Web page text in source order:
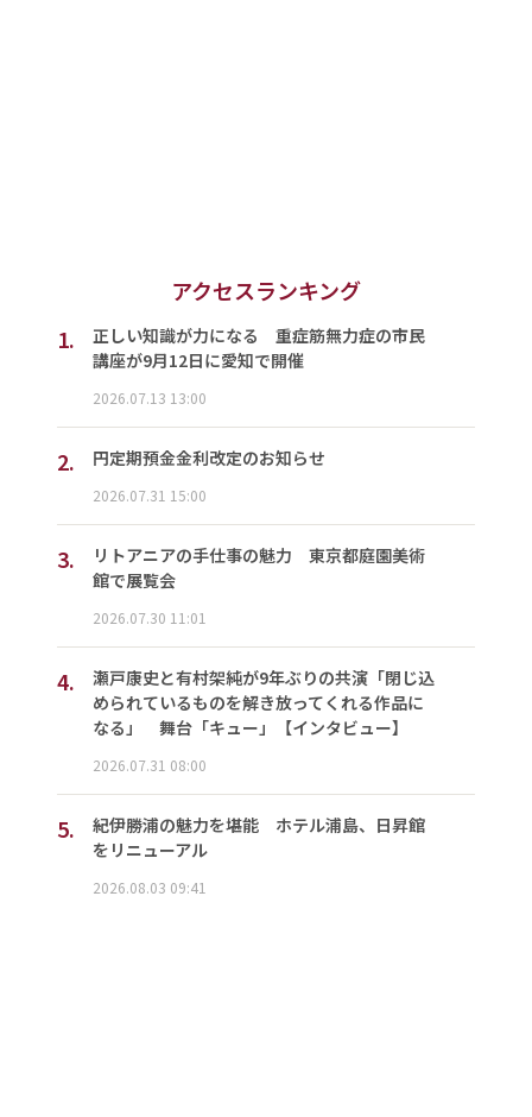
アクセスランキング
1.
正しい知識が力になる 重症筋無力症の市民
講座が9月12日に愛知で開催
2026.07.13 13:00
2. 円定期預金金利改定のお知らせ
2026.07.31 15:00
3.
リトアニアの手仕事の魅力 東京都庭園美術
館で展覧会
2026.07.30 11:01
4.
瀬戸康史と有村架純が9年ぶりの共演「閉じ込
められているものを解き放ってくれる作品に
なる」 舞台「キュー」【インタビュー】
2026.07.31 08:00
5.
紀伊勝浦の魅力を堪能 ホテル浦島、日昇館
をリニューアル
2026.08.03 09:41